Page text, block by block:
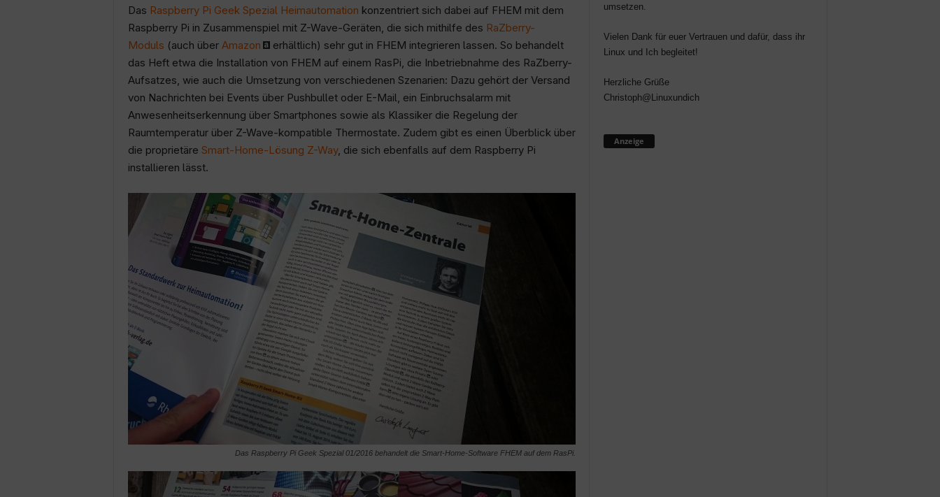
Das Raspberry Pi Geek Spezial Heimautomation konzentriert sich dabei auf FHEM mit dem
Raspberry Pi in Zusammenspiel mit Z-Wave-Geräten, die sich mithilfe des RaZberry-
Moduls (auch über Amazon
erhältlich) sehr gut in FHEM integrieren lassen. So behandelt
das Heft etwa die Installation von FHEM auf einem RasPi, die Inbetriebnahme des RaZberry-
Aufsatzes, wie auch die Umsetzung von verschiedenen Szenarien: Dazu gehört der Versand
von Nachrichten bei Events über Pushbullet oder E-Mail, ein Einbruchsalarm mit
Anwesenheitserkennung über Smartphones sowie als Klassiker die Regelung der
Raumtemperatur über Z-Wave-kompatible Thermostate. Zudem gibt es einen Überblick über
die proprietäre Smart-Home-Lösung Z-Way, die sich ebenfalls auf dem Raspberry Pi
installieren lässt.
Das Raspberry Pi Geek Spezial 01/2016 behandelt die Smart-Home-Software FHEM auf dem RasPi.
umsetzen.
Vielen Dank für euer Vertrauen und dafür, dass ihr
Linux und Ich begleitet!
Herzliche Grüße
Christoph@Linuxundich
Anzeige